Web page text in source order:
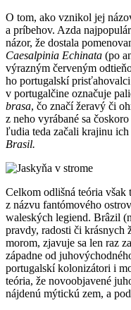
O tom, ako vznikol jej
a príbehov. Azda
názor, že dostala
Caesalpinia Echinata (po
výrazným červeným
ho portugalskí
v portugalčine označuje
brasa, čo značí žeravý či
z neho vyrábané sa
ľudia teda začali krajinu
Brasil.
Celkom odlišná teória však
z názvu fantómového
waleských legiend. Brâzil
pravdy, radosti či krásnych
morom, zjavuje sa len raz
západne od
portugalskí kolonizátori i
teória, že novoobjavené
nájdenú mýtickú zem, a